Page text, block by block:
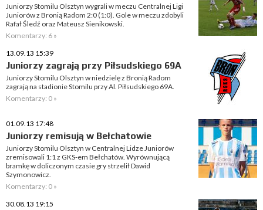
Juniorzy Stomilu Olsztyn wygrali w meczu Centralnej Ligi
Juniorów z Bronią Radom 2:0 (1:0). Gole w meczu zdobyli
Rafał Śledź oraz Mateusz Sienikowski.
Komentarzy: 6 »
13.09.13 15:39
Juniorzy zagrają przy Piłsudskiego 69A
Juniorzy Stomilu Olsztyn w niedzielę z Bronią Radom
zagrają na stadionie Stomilu przy Al. Piłsudskiego 69A.
Komentarzy: 0 »
01.09.13 17:48
Juniorzy remisują w Bełchatowie
Juniorzy Stomilu Olsztyn w Centralnej Lidze Juniorów
zremisowali 1:1 z GKS-em Bełchatów. Wyrównującą
bramkę w doliczonym czasie gry strzelił Dawid
Szymonowicz.
Komentarzy: 0 »
30.08.13 19:15